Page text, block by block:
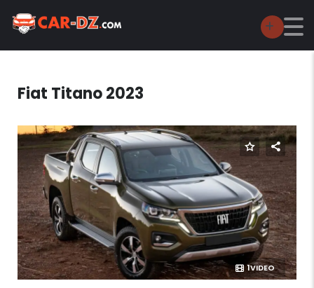
Fiat Titano 2023
1VIDEO